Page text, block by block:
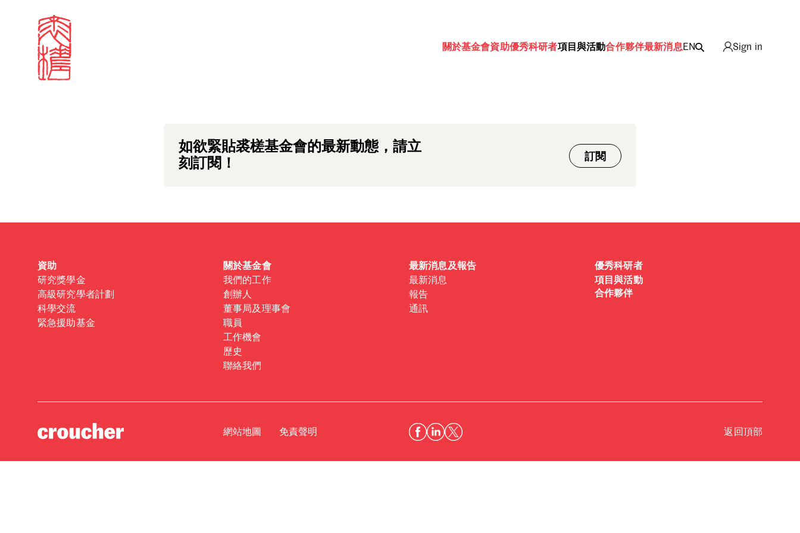
關於基金會資助優秀科研者項目與活動合作夥伴最新消息EN Sign in
Sign in
Email
Click here to create one.
Search our stories, awards, events and funding
中文版本頁面即將推出，敬請期待。
如欲緊貼裘槎基金會的最新動態，請立
刻訂閱！
訂閱
資助
研究獎學金
高級研究學者計劃
科學交流
緊急援助基金
關於基金會
我們的工作
創辦人
董事局及理事會
職員
工作機會
歷史
聯絡我們
最新消息及報告
最新消息
報告
通訊
優秀科研者
項目與活動
合作夥伴
網站地圖 免責聲明 返回頂部